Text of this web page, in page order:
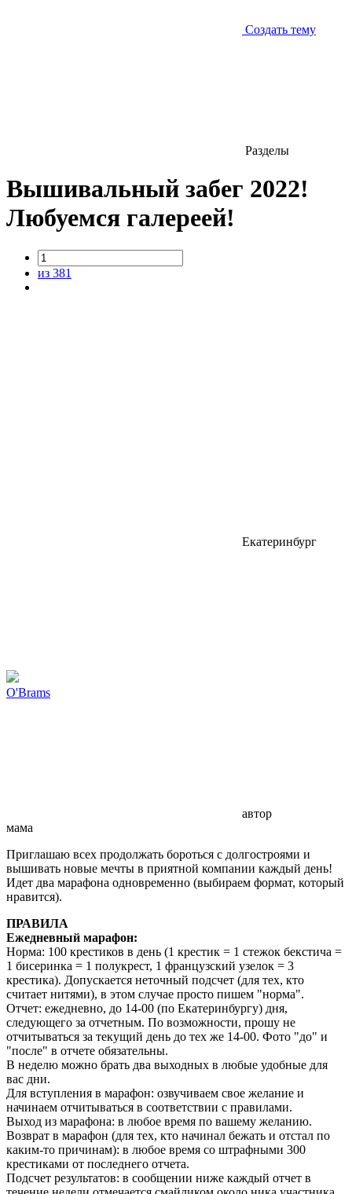
Создать тему
Разделы
Вышивальный забег 2022!
Любуемся галереей!
из 381
Екатеринбург
O'Brams
автор
мама
Приглашаю всех продолжать бороться с долгостроями и
вышивать новые мечты в приятной компании каждый день!
Идет два марафона одновременно (выбираем формат, который
нравится).
ПРАВИЛА
Ежедневный марафон:
Норма: 100 крестиков в день (1 крестик = 1 стежок бекстича =
1 бисеринка = 1 полукрест, 1 французский узелок = 3
крестика). Допускается неточный подсчет (для тех, кто
считает нитями), в этом случае просто пишем "норма".
Отчет: ежедневно, до 14-00 (по Екатеринбургу) дня,
следующего за отчетным. По возможности, прошу не
отчитываться за текущий день до тех же 14-00. Фото "до" и
"после" в отчете обязательны.
В неделю можно брать два выходных в любые удобные для
вас дни.
Для вступления в марафон: озвучиваем свое желание и
начинаем отчитываться в соответствии с правилами.
Выход из марафона: в любое время по вашему желанию.
Возврат в марафон (для тех, кто начинал бежать и отстал по
каким-то причинам): в любое время со штрафными 300
крестиками от последнего отчета.
Подсчет результатов: в сообщении ниже каждый отчет в